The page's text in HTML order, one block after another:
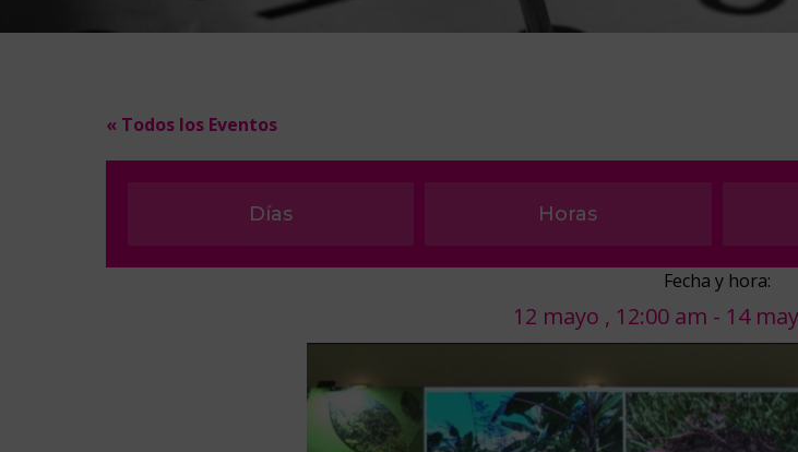
« Todos los Eventos
Días Horas
Fecha y hora:
12 mayo , 12:00 am - 14